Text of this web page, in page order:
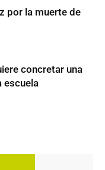
por la muerte de
concretar una
escuela